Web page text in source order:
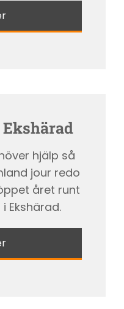
hjälp så
jour redo
året runt
Ekshärad.